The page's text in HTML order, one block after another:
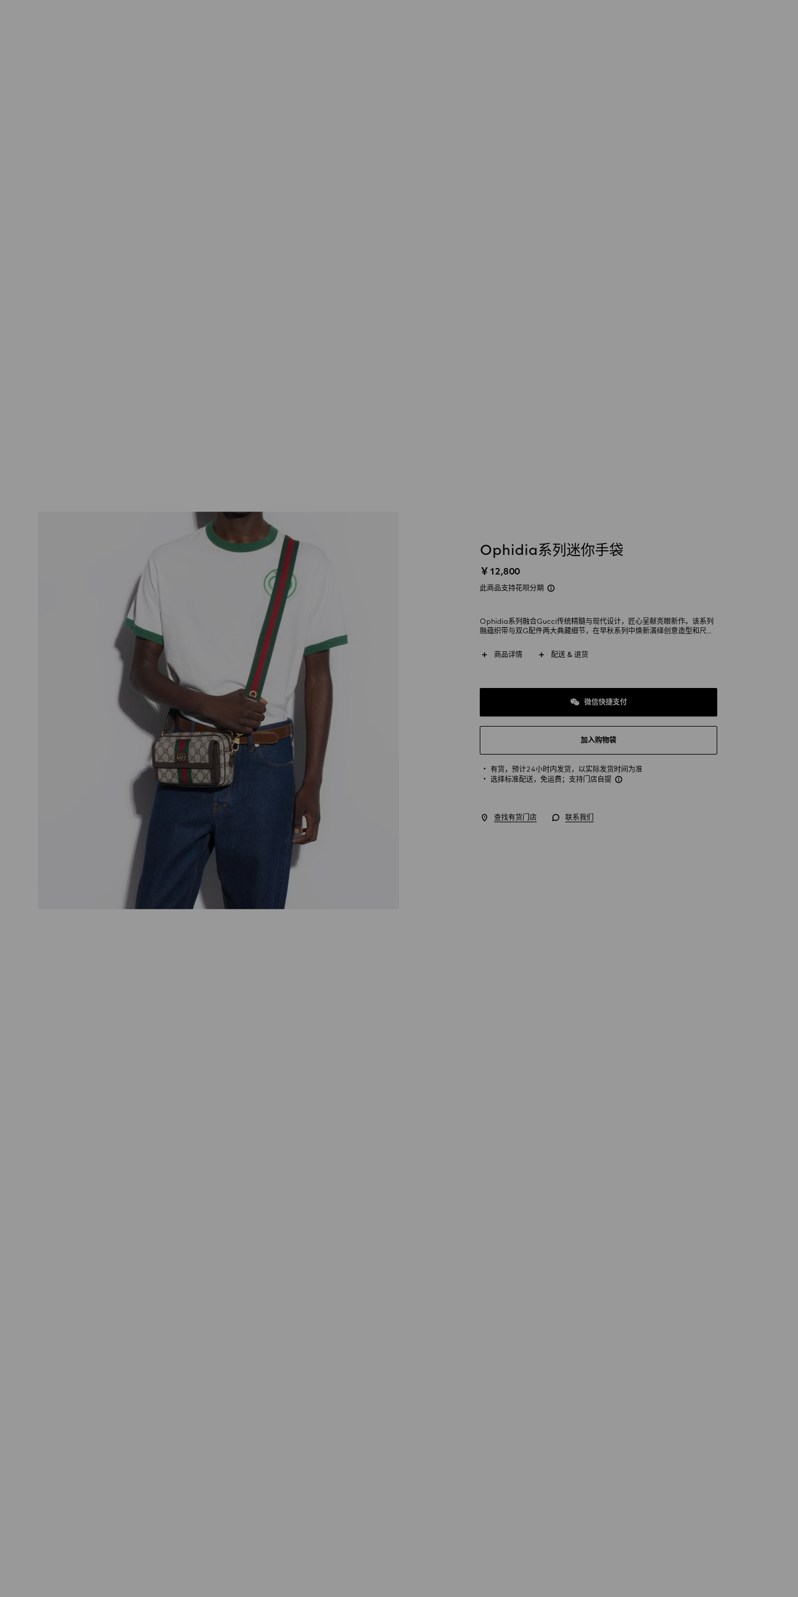
Ophidia系列迷你手袋
￥12,800
此商品支持花呗分期
Ophidia系列融合Gucci传统精髓与现代设计，匠心呈献亮眼新作。该系列
融蕴织带与双G配件两大典藏细节，在早秋系列中焕新演绎创意造型和尺寸
更添亮眼点缀。
商品详情 配送 & 退货
微信快捷支付
加入购物袋
有货， 预计24小时内发货，以实际发货时间为准
选择标准配送，免运费 ；支持门店自提
查找有货门店 联系我们